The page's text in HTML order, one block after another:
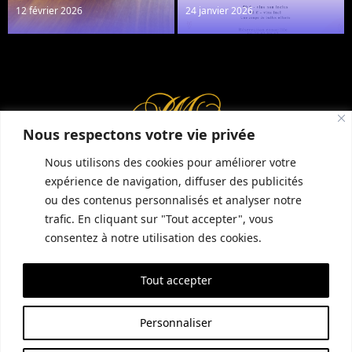
Nous respectons votre vie privée
Nous utilisons des cookies pour améliorer votre
expérience de navigation, diffuser des publicités
ou des contenus personnalisés et analyser notre
trafic. En cliquant sur "Tout accepter", vous
consentez à notre utilisation des cookies.
Personnaliser
Tout accepter
12 février 2026 24 janvier 2026
INFORMATIONS COMPLÉMENTAIRES GUIDE LOCAL
MENTIONS LÉGALES
CONDITIONS GÉNÉRALES DE VENTE (CGV)
POLITIQUE DE CONFIDENTIALITÉ
SITE RÉALISÉ PAR EMPREINTE SEO